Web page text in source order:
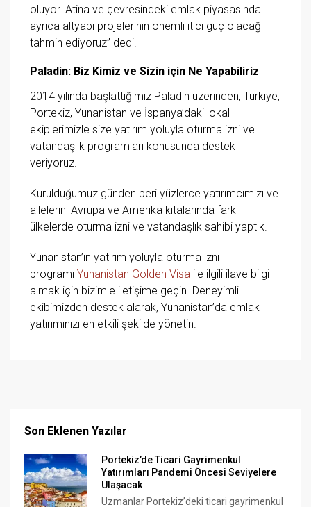
oluyor. Atina ve çevresindeki emlak piyasasında
ayrıca altyapı projelerinin önemli itici güç olacağı
tahmin ediyoruz” dedi.
Paladin: Biz Kimiz ve Sizin için Ne Yapabiliriz
2014 yılında başlattığımız Paladin üzerinden, Türkiye,
Portekiz, Yunanistan ve İspanya’daki lokal
ekiplerimizle size yatırım yoluyla oturma izni ve
vatandaşlık programları konusunda destek
veriyoruz.
Kurulduğumuz günden beri yüzlerce yatırımcımızı ve
ailelerini Avrupa ve Amerika kıtalarında farklı
ülkelerde oturma izni ve vatandaşlık sahibi yaptık.
Yunanistan’ın yatırım yoluyla oturma izni
programı Yunanistan Golden Visa ile ilgili ilave bilgi
almak için bizimle iletişime geçin. Deneyimli
ekibimizden destek alarak, Yunanistan’da emlak
yatırımınızı en etkili şekilde yönetin.
Son Eklenen Yazılar
Portekiz’de Ticari Gayrimenkul
Yatırımları Pandemi Öncesi Seviyelere
Ulaşacak
Uzmanlar Portekiz’deki ticari gayrimenkul